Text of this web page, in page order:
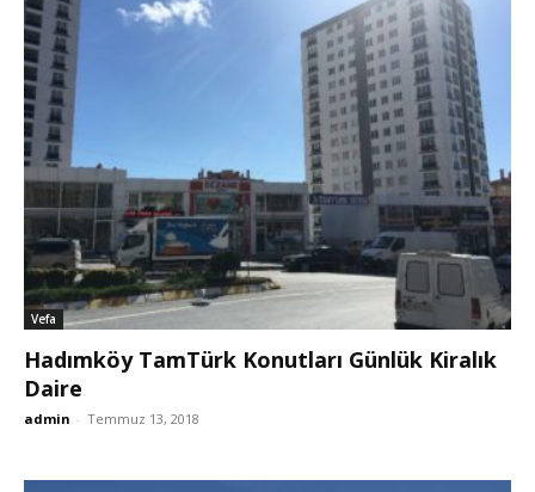
Vefa
Hadımköy TamTürk Konutları Günlük Kiralık
Daire
admin - Temmuz 13, 2018